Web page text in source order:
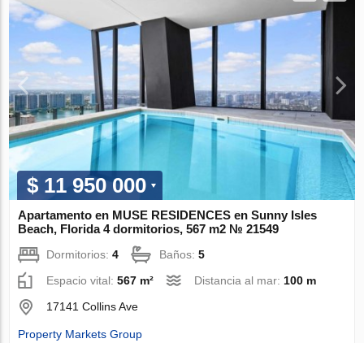
$ 11 950 000
Apartamento en MUSE RESIDENCES en Sunny Isles
Beach, Florida 4 dormitorios, 567 m2 № 21549
Dormitorios:4 Baños:5
Espacio vital:567 m² Distancia al mar: 100 m
17141 Collins Ave
Property Markets Group